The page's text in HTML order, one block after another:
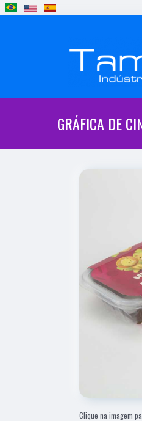
GRÁFICA DE
Clique na imagem